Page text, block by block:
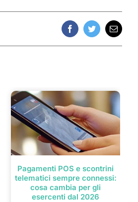
FacebookTwitterEmail
Pagamenti POS e scontrini
telematici sempre connessi:
cosa cambia per gli
esercenti dal 2026